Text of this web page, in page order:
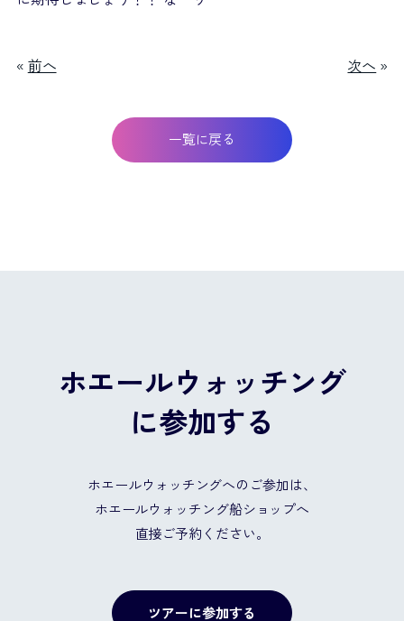
« 前へ 次へ »
一覧に戻る
ホエールウォッチング
に参加する
ホエールウォッチングへのご参加は、
ホエールウォッチング船ショップへ
直接ご予約ください。
ツアーに参加する